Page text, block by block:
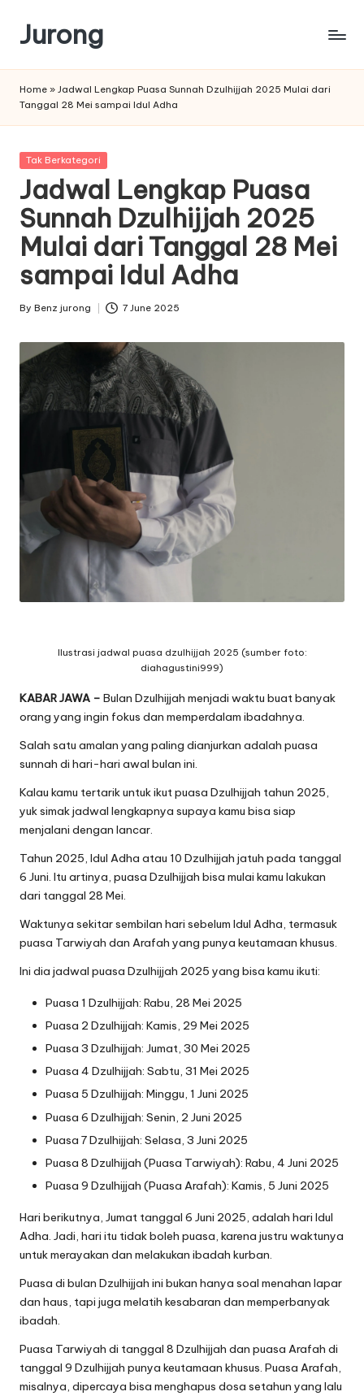
content
Jurong
Home » Jadwal Lengkap Puasa Sunnah Dzulhijjah 2025 Mulai dari
Tanggal 28 Mei sampai Idul Adha
Posted
Tak Berkategori
Jadwal Lengkap Puasa
Sunnah Dzulhijjah 2025
Mulai dari Tanggal 28 Mei
sampai Idul Adha
Posted
By Benz jurong 7 June 2025
Ilustrasi jadwal puasa dzulhijjah 2025 (sumber foto:
diahagustini999)
KABAR JAWA – Bulan Dzulhijjah menjadi waktu buat banyak
orang yang ingin fokus dan memperdalam ibadahnya.
Salah satu amalan yang paling dianjurkan adalah puasa
sunnah di hari-hari awal bulan ini.
Kalau kamu tertarik untuk ikut puasa Dzulhijjah tahun 2025,
yuk simak jadwal lengkapnya supaya kamu bisa siap
menjalani dengan lancar.
Tahun 2025, Idul Adha atau 10 Dzulhijjah jatuh pada tanggal
6 Juni. Itu artinya, puasa Dzulhijjah bisa mulai kamu lakukan
dari tanggal 28 Mei.
Waktunya sekitar sembilan hari sebelum Idul Adha, termasuk
puasa Tarwiyah dan Arafah yang punya keutamaan khusus.
Ini dia jadwal puasa Dzulhijjah 2025 yang bisa kamu ikuti:
Puasa 1 Dzulhijjah: Rabu, 28 Mei 2025
Puasa 2 Dzulhijjah: Kamis, 29 Mei 2025
Puasa 3 Dzulhijjah: Jumat, 30 Mei 2025
Puasa 4 Dzulhijjah: Sabtu, 31 Mei 2025
Puasa 5 Dzulhijjah: Minggu, 1 Juni 2025
Puasa 6 Dzulhijjah: Senin, 2 Juni 2025
Puasa 7 Dzulhijjah: Selasa, 3 Juni 2025
Puasa 8 Dzulhijjah (Puasa Tarwiyah): Rabu, 4 Juni 2025
Puasa 9 Dzulhijjah (Puasa Arafah): Kamis, 5 Juni 2025
Hari berikutnya, Jumat tanggal 6 Juni 2025, adalah hari Idul
Adha. Jadi, hari itu tidak boleh puasa, karena justru waktunya
untuk merayakan dan melakukan ibadah kurban.
Puasa di bulan Dzulhijjah ini bukan hanya soal menahan lapar
dan haus, tapi juga melatih kesabaran dan memperbanyak
ibadah.
Puasa Tarwiyah di tanggal 8 Dzulhijjah dan puasa Arafah di
tanggal 9 Dzulhijjah punya keutamaan khusus. Puasa Arafah,
misalnya, dipercaya bisa menghapus dosa setahun yang lalu